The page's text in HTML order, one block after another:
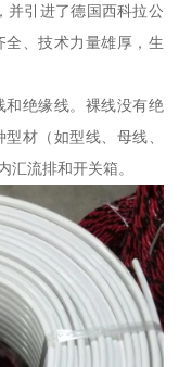
并引进了德国西科拉公
、技术力量雄厚，生
和绝缘线。裸线没有绝
材（如型线、母线、
汇流排和开关箱。